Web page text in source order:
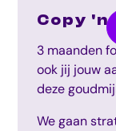
Copy 'n
3 maanden
ook jij jouw
deze
We gaan